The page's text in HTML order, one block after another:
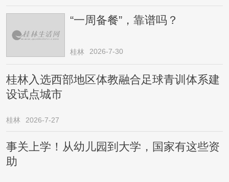
“一周备餐”，靠谱吗？
桂林 2026-7-30
桂林入选西部地区体教融合足球青训体系建
设试点城市
桂林 2026-7-27
事关上学！从幼儿园到大学，国家有这些资
助